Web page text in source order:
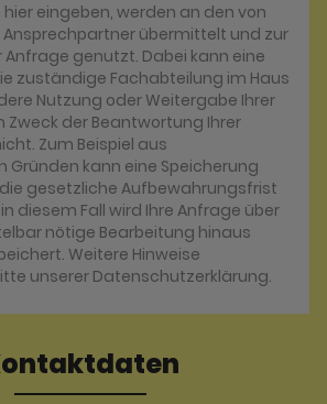
hier eingeben, werden an den von
übermittelt und zur
Anfrage genutzt. Dabei kann eine
zuständige Fachabteilung im Haus
Nutzung oder Weitergabe Ihrer
Zweck der Beantwortung Ihrer
Zum Beispiel aus
Gründen kann eine Speicherung
gesetzliche Aufbewahrungsfrist
diesem Fall wird Ihre Anfrage über
nötige Bearbeitung hinaus
Weitere Hinweise
unserer Datenschutzerklärung.